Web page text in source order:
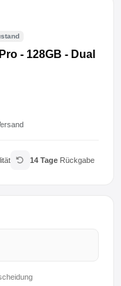
- 128GB - Dual
14 TageRückgabe